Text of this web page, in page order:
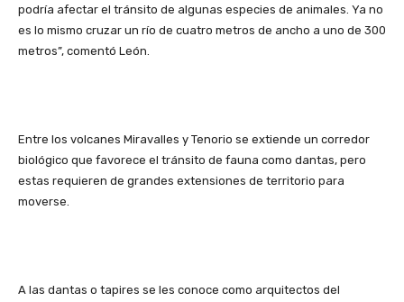
podría afectar el tránsito de algunas especies de animales. Ya no
es lo mismo cruzar un río de cuatro metros de ancho a uno de 300
metros”, comentó León.
Entre los volcanes Miravalles y Tenorio se extiende un corredor
biológico que favorece el tránsito de fauna como dantas, pero
estas requieren de grandes extensiones de territorio para
moverse.
A las dantas o tapires se les conoce como arquitectos del